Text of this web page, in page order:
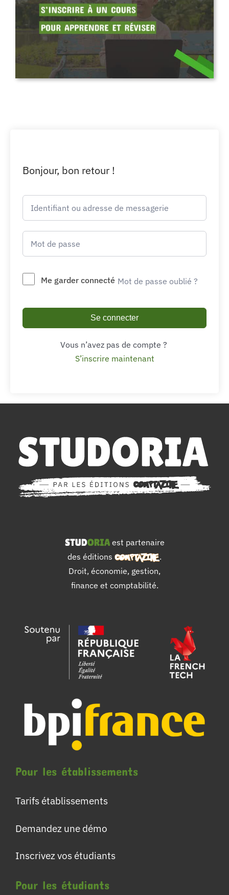
Bonjour, bon retour !
Me garder connecté Mot de passe oublié ?
Se connecter
Vous n’avez pas de compte ?
S’inscrire maintenant
est partenaire
des éditions
.
Droit, économie, gestion,
finance et comptabilité.
Pour les établissements
Tarifs établissements
Demandez une démo
Inscrivez vos étudiants
Pour les étudiants